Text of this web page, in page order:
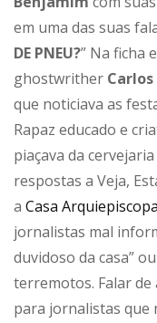
em uma das suas
DE PNEU?” Na ficha
ghostwrither
que noticiava as
Rapaz educado e
piaçava da
respostas a Veja,
a Casa
jornalistas mal
duvidoso da casa”
terremotos. Falar
para jornalistas que